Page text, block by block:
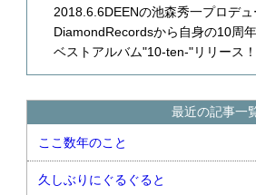
2018.6.6DEENの池森秀一プロデュ
DiamondRecordsから自身の10周
ベストアルバム"10-ten-"リリース！
最近の記事一
ここ数年のこと
久しぶりにぐるぐると